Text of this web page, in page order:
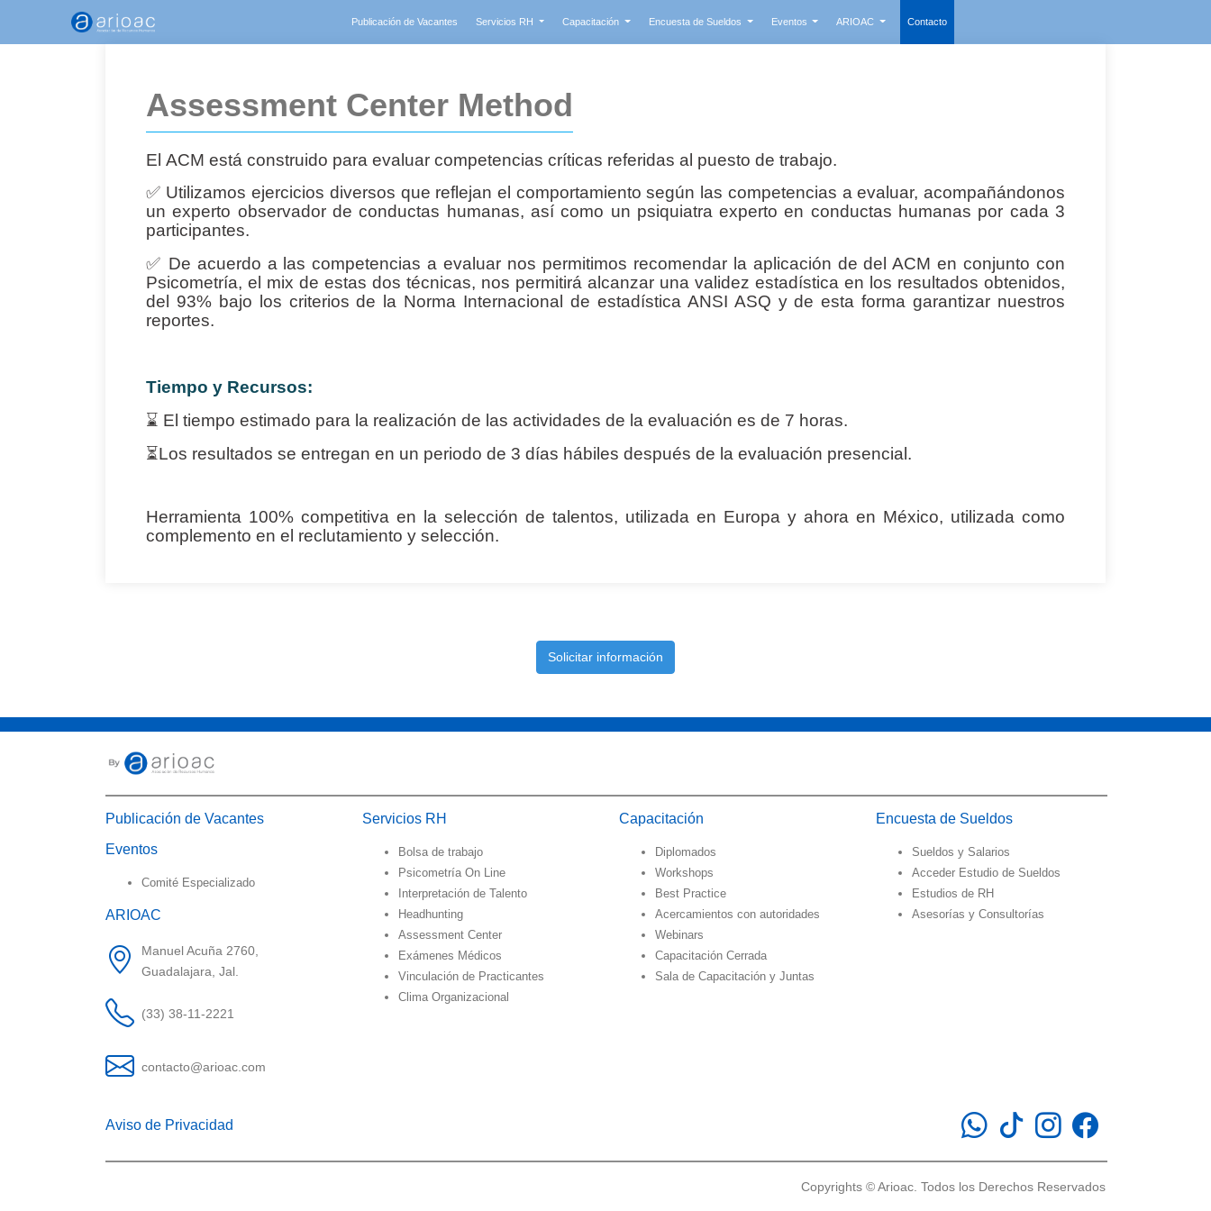
Publicación de Vacantes Servicios RH Capacitación Encuesta de Sueldos Eventos ARIOAC Contacto
Assessment Center Method
El ACM está construido para evaluar competencias críticas referidas al puesto de trabajo.
✅ Utilizamos ejercicios diversos que reflejan el comportamiento según las competencias a evaluar, acompañándonos
un experto observador de conductas humanas, así como un psiquiatra experto en conductas humanas por cada 3
participantes.
✅ De acuerdo a las competencias a evaluar nos permitimos recomendar la aplicación de del ACM en conjunto con
Psicometría, el mix de estas dos técnicas, nos permitirá alcanzar una validez estadística en los resultados obtenidos,
del 93% bajo los criterios de la Norma Internacional de estadística ANSI ASQ y de esta forma garantizar nuestros
reportes.
Tiempo y Recursos:
⌛ El tiempo estimado para la realización de las actividades de la evaluación es de 7 horas.
⏳Los resultados se entregan en un periodo de 3 días hábiles después de la evaluación presencial.
Herramienta 100% competitiva en la selección de talentos, utilizada en Europa y ahora en México, utilizada como
complemento en el reclutamiento y selección.
Solicitar información
Publicación de Vacantes
Eventos
Comité Especializado
ARIOAC
Manuel Acuña 2760,
Guadalajara, Jal.
(33) 38-11-2221
contacto@arioac.com
Servicios RH
Bolsa de trabajo
Psicometría On Line
Interpretación de Talento
Headhunting
Assessment Center
Exámenes Médicos
Vinculación de Practicantes
Clima Organizacional
Capacitación
Diplomados
Workshops
Best Practice
Acercamientos con autoridades
Webinars
Capacitación Cerrada
Sala de Capacitación y Juntas
Encuesta de Sueldos
Sueldos y Salarios
Acceder Estudio de Sueldos
Estudios de RH
Asesorías y Consultorías
Aviso de Privacidad
Copyrights © Arioac. Todos los Derechos Reservados